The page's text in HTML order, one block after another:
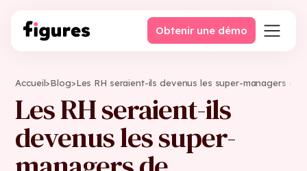
Obtenir une démo
Accueil>Blog>Les RH seraient-ils devenus les super-managers de
Les RH seraient-ils
devenus les super-